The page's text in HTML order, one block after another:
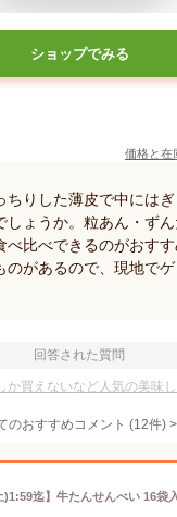
ショップでみる
価格と在
ちりした薄皮で中には
しょうか。粒あん・ず
べ比べできるのがおす
のがあるので、現地で
回答された質問
か買えないなど人気の美味
のおすすめコメント (12件) >